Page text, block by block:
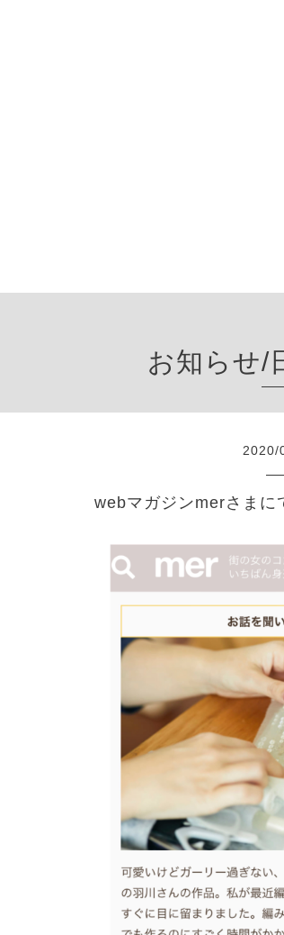
お知らせ/
2020/
webマガジンmerさまに